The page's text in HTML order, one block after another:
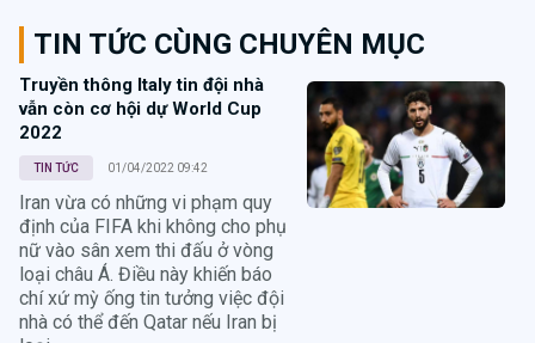
TIN TỨC CÙNG CHUYÊN MỤC
Truyền thông Italy tin đội nhà
vẫn còn cơ hội dự World Cup
2022
TIN TỨC 01/04/2022 09:42
Iran vừa có những vi phạm quy
định của FIFA khi không cho phụ
nữ vào sân xem thi đấu ở vòng
loại châu Á. Điều này khiến báo
chí xứ mỳ ống tin tưởng việc đội
nhà có thể đến Qatar nếu Iran bị